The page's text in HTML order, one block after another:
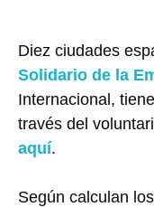
Diez ciudades
Solidario de la
Internacional,
través del
aquí.
Según calculan